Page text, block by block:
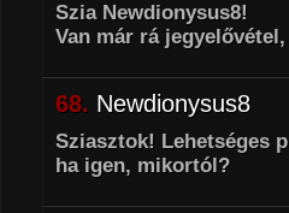
Szia Newdionysus8!
Van már rá
68. Newdionysus8
Sziasztok! Lehetséges
ha igen, mikortól?